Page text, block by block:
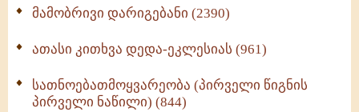
მამობრივი დარიგებანი (2390)
ათასი კითხვა დედა-ეკლესიას (961)
სათნოებათმოყვარეობა (პირველი წიგნის
პირველი ნაწილი) (844)